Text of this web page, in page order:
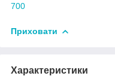
700
Приховати
Характеристики